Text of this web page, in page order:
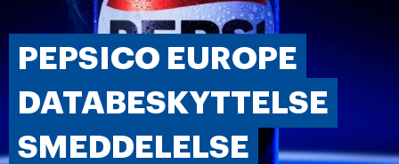
PEPSICO EUROPE
DATABESKYTTELSE
SMEDDELELSE